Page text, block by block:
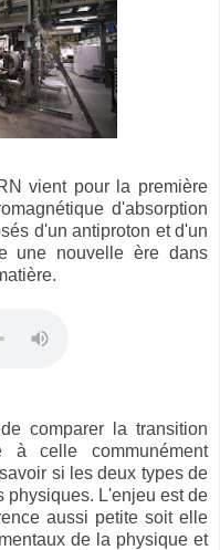
vient pour la première
d'absorption
d'un antiproton et d'un
une nouvelle ère dans
comparer la transition
à celle communément
si les deux types de
physiques. L'enjeu est de
aussi petite soit elle
de la physique et